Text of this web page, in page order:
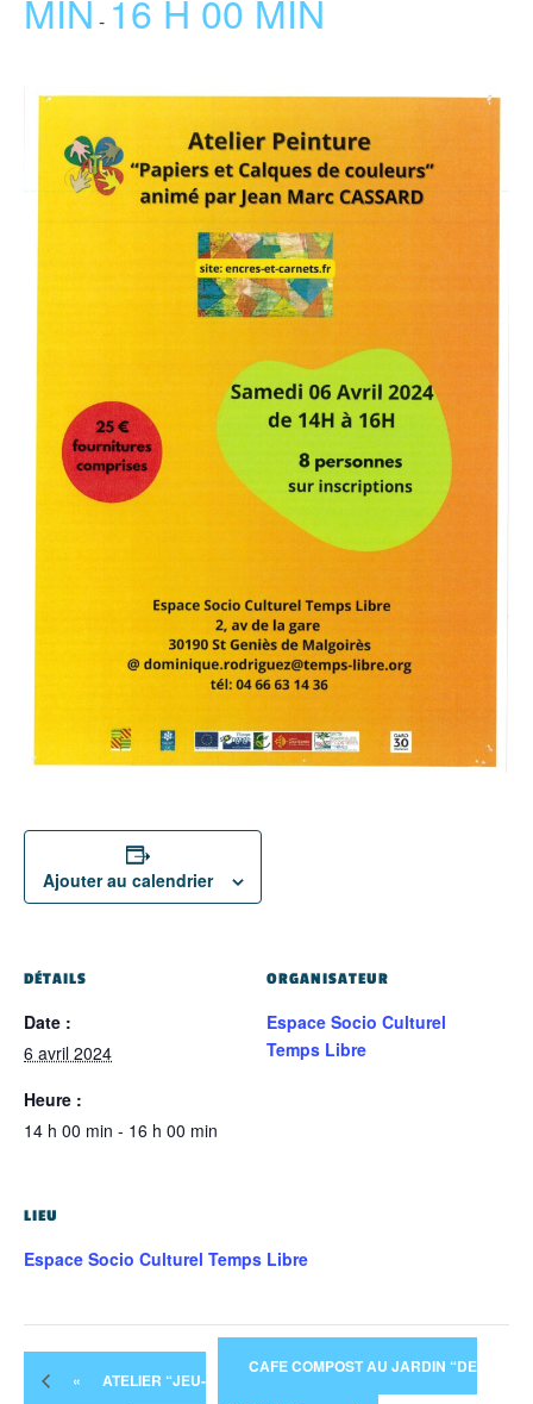
MIN - 16 H 00 MIN
Ajouter au calendrier
DÉTAILS
Date :
6 avril 2024
Heure :
14 h 00 min - 16 h 00 min
ORGANISATEUR
Espace Socio Culturel
Temps Libre
LIEU
Espace Socio Culturel Temps Libre
« ATELIER “JEU-
CAFE COMPOST AU JARDIN “DE